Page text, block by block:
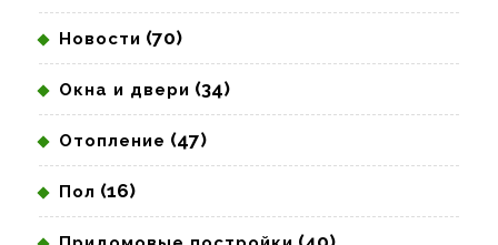
Новости (70)
Окна и двери (34)
Отопление (47)
Пол (16)